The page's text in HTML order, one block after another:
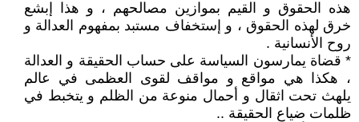
هذه الحقوق و القيم بموازين مصالحهم ، و هذا إبشع
خرق لهذه الحقوق ، و إستخفاف مستبد بمفهوم العدالة و
روح الأنسانية .
* قضاة يمارسون السياسة على حساب الحقيقة و العدالة
، هكذا هي مواقع و مواقف لقوى العظمى في عالم
يلهث تحت اثقال و أحمال منوعة من الظلم و يتخبط في
ظلمات ضياع الحقيقة ..